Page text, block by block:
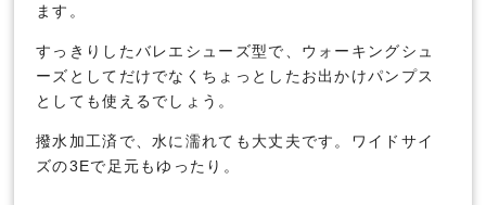
ます。
すっきりしたバレエシューズ型で、ウォーキングシュ
ーズとしてだけでなくちょっとしたお出かけパンプス
としても使えるでしょう。
撥水加工済で、水に濡れても大丈夫です。ワイドサイ
ズの3Eで足元もゆったり。